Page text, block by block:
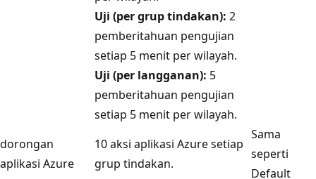
Uji (per grup tindakan): 2
pemberitahuan pengujian
setiap 5 menit per wilayah.
Uji (per langganan): 5
pemberitahuan pengujian
setiap 5 menit per wilayah.
dorongan
aplikasi Azure
10 aksi aplikasi Azure setiap
grup tindakan.
Sama
seperti
Default